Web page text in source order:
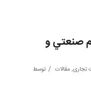
صنعتي و
تجاری,مقالات / توسط